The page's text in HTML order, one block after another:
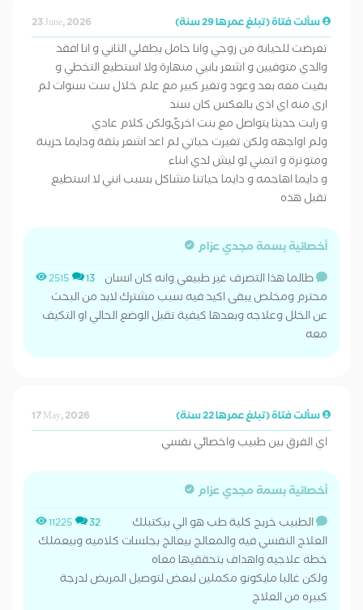
سألت فتاة (تبلغ عمرها 29 سنة) 23 June, 2026
تعرضت للحيانة من زوجي وانا حامل بطفلي الثاني و انا افقد
والدي متوفيين و اشعر بانيي منهارة ولا استطيع التخطي و
بقيت معه بعد وعود وتغير كبير مع علم خلال ست سنوات لم
ارى منه اي اذى بالعكس كان سند
و رايت حديثا يتواصل مع بنت اخرىًولكن كلام عادي
ولم اواجهه ولكن تغيرت حياتي لم اعد اشعر بثقة ودايما حزينة
ومتوترة و اتمني لو ليش لدي ابناء
و دايما اهاجمه و دايما حياتنا مشاكل بسبب انني لا استطيع
تقبل هذه
أخصائية بسمة مجدي عزام
2515 13 طالما هذا التصرف غير طبيعي وانه كان انسان
محترم ومخلص يبقى اكيد فيه سبب مشترك لابد من البحث
عن الخلل وعلاجه وبعدها كيفية تقبل الوضع الحالي او التكيف
معه
سألت فتاة (تبلغ عمرها 22 سنة) 17 May, 2026
اي الفرق بين طبيب واخصائي نفسي
أخصائية بسمة مجدي عزام
11225 32
الطبيب خريج كلية طب هو الي بيكتبلك
العلاج النفسي فيه والمعالج بيعالج بجلسات كلاميه وبيعملك
خطه علاجيه واهداف بتحققيها معاه
ولكن غالبا مايكونو مكملين لبعض لتوصيل المريض لدرجة
كبيره من العلاج